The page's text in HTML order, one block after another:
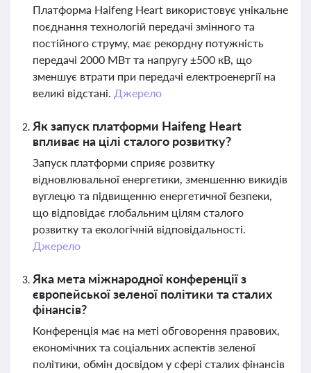
Платформа Haifeng Heart використовує унікальне
поєднання технологій передачі змінного та
постійного струму, має рекордну потужність
передачі 2000 МВт та напругу ±500 кВ, що
зменшує втрати при передачі електроенергії на
великі відстані. Джерело
Як запуск платформи Haifeng Heart
впливає на цілі сталого розвитку?
Запуск платформи сприяє розвитку
відновлювальної енергетики, зменшенню викидів
вуглецю та підвищенню енергетичної безпеки,
що відповідає глобальним цілям сталого
розвитку та екологічній відповідальності.
Джерело
Яка мета міжнародної конференції з
європейської зеленої політики та сталих
фінансів?
Конференція має на меті обговорення правових,
економічних та соціальних аспектів зеленої
політики, обмін досвідом у сфері сталих фінансів